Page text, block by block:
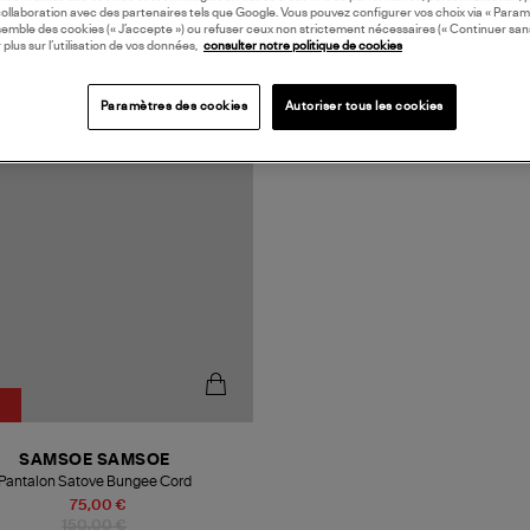
75,00 €
SAMSOE SAMSOE
Pantalon Satove Bungee Cord
avec des partenaires tels que Google. Vous pouvez configurer vos choix via «
des cookies (« J’accepte ») ou refuser ceux non strictement nécessaires (« Continuer
plus sur l’utilisation de vos données,
consulter notre politique de cookies
Paramètres des cookies Autoriser tous les cookies